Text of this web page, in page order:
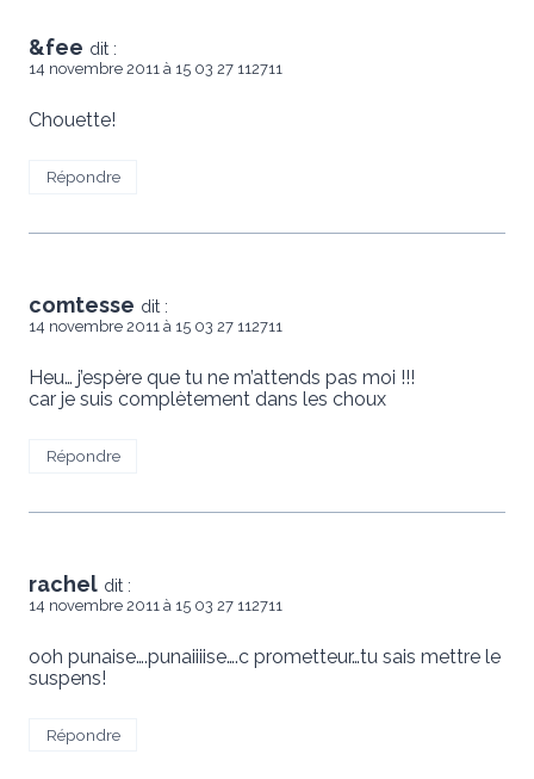
&fee dit :
14 novembre 2011 à 15 03 27 112711
Chouette!
Répondre
comtesse dit :
14 novembre 2011 à 15 03 27 112711
Heu… j’espère que tu ne m’attends pas moi !!!
car je suis complètement dans les choux
Répondre
rachel dit :
14 novembre 2011 à 15 03 27 112711
ooh punaise….punaiiiise….c prometteur…tu sais mettre le
suspens!
Répondre